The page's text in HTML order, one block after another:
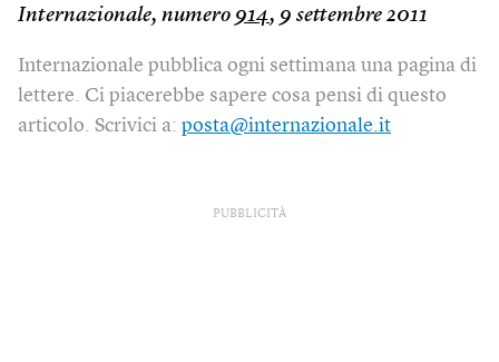
Internazionale, numero 914, 9 settembre 2011
Internazionale pubblica ogni settimana una pagina di
lettere. Ci piacerebbe sapere cosa pensi di questo
articolo. Scrivici a: posta@internazionale.it
PUBBLICITÀ